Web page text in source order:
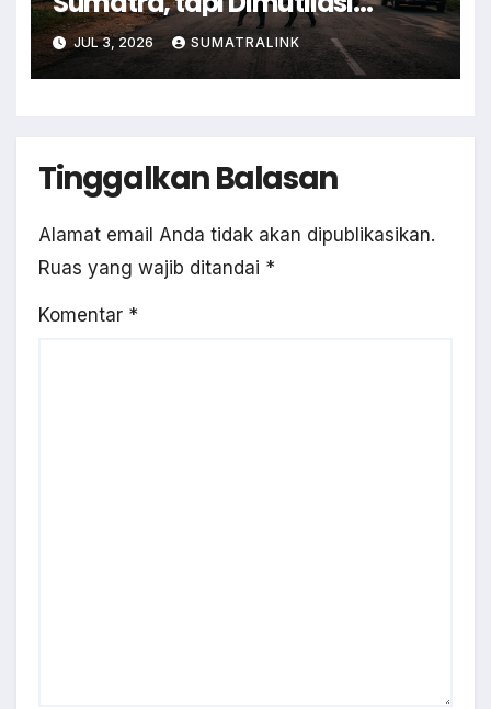
Warga
JUL 3, 2026 SUMATRALINK
Tinggalkan Balasan
Alamat email Anda tidak akan dipublikasikan.
Ruas yang wajib ditandai *
Komentar *